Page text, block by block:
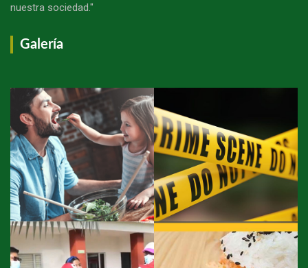
nuestra sociedad."
Galería